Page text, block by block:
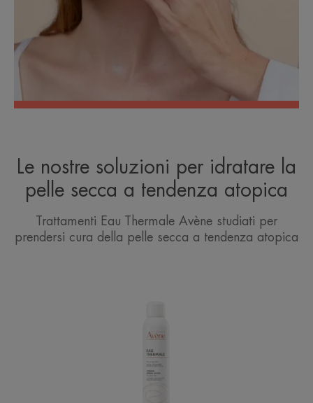
Le nostre soluzioni per idratare la
pelle secca a tendenza atopica
Trattamenti Eau Thermale Avène studiati per
prendersi cura della pelle secca a tendenza atopica
Avène